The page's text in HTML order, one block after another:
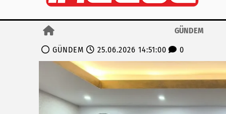
GÜNDEM
GÜNDEM
25.06.2026 14:51:00 0